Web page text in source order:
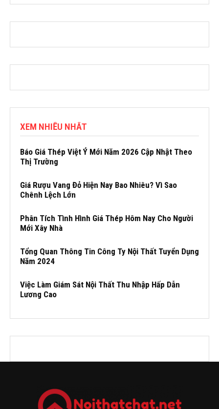
XEM NHIỀU NHẤT
Báo Giá Thép Việt Ý Mới Năm 2026 Cập Nhật Theo
Thị Trường
Giá Rượu Vang Đỏ Hiện Nay Bao Nhiêu? Vì Sao
Chênh Lệch Lớn
Phân Tích Tình Hình Giá Thép Hôm Nay Cho Người
Mới Xây Nhà
Tổng Quan Thông Tin Công Ty Nội Thất Tuyển Dụng
Năm 2024
Việc Làm Giám Sát Nội Thất Thu Nhập Hấp Dẫn
Lương Cao